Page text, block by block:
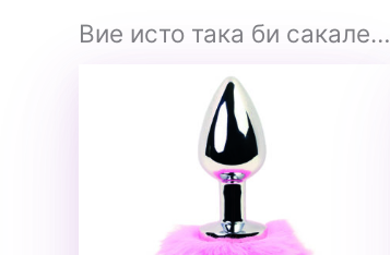
Вие исто така би сакале…